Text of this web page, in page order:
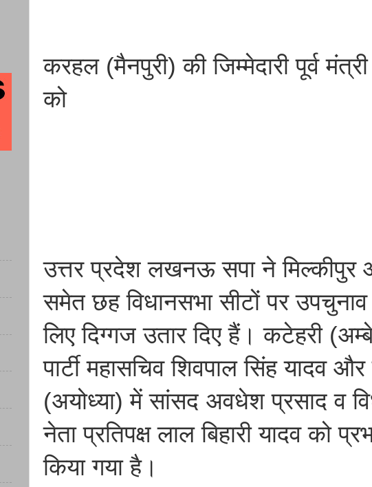
करहल (मैनपुरी) की जिम्मेदारी पूर्व
को
उत्तर प्रदेश लखनऊ सपा ने मिल्कीपुर
समेत छह विधानसभा सीटों पर उपचुनाव
लिए दिग्गज उतार दिए हैं। कटेहरी
पार्टी महासचिव शिवपाल सिंह यादव और
(अयोध्या) में सांसद अवधेश प्रसाद व
नेता प्रतिपक्ष लाल बिहारी यादव को
किया गया है।